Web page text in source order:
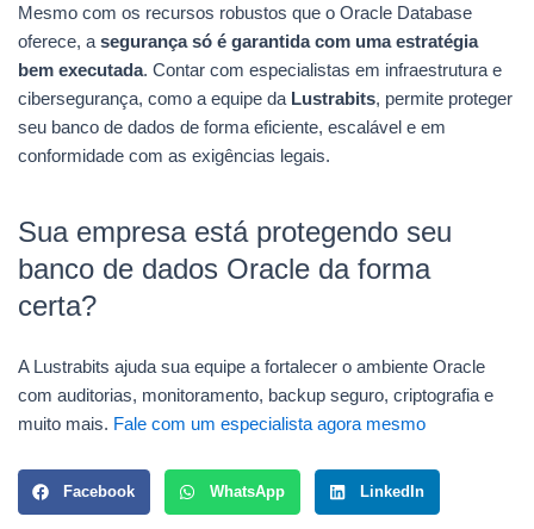
Mesmo com os recursos robustos que o Oracle Database
oferece, a segurança só é garantida com uma estratégia
bem executada. Contar com especialistas em infraestrutura e
cibersegurança, como a equipe da Lustrabits, permite proteger
seu banco de dados de forma eficiente, escalável e em
conformidade com as exigências legais.
Sua empresa está protegendo seu
banco de dados Oracle da forma
certa?
A Lustrabits ajuda sua equipe a fortalecer o ambiente Oracle
com auditorias, monitoramento, backup seguro, criptografia e
muito mais. Fale com um especialista agora mesmo
Facebook WhatsApp LinkedIn